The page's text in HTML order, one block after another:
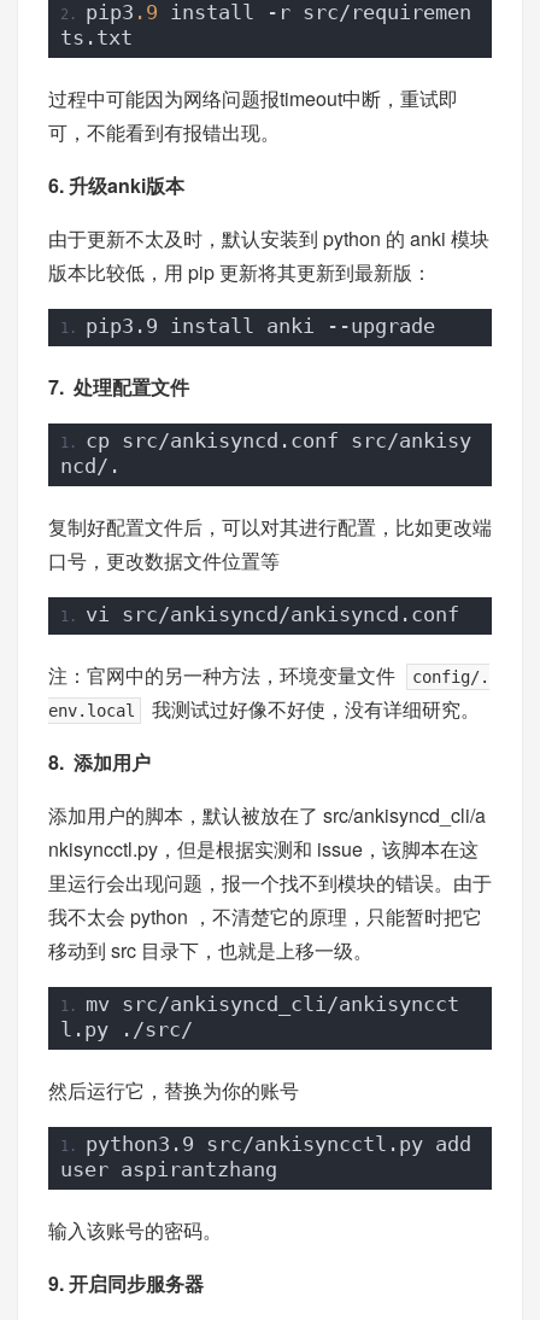
pip3 .9 install -r src/requiremen
ts.txt
过程中可能因为网络问题报timeout中断，重试即
可，不能看到有报错出现。
6. 升级anki版本
由于更新不太及时，默认安装到 python 的 anki 模块
版本比较低，用 pip 更新将其更新到最新版：
pip3.9 install anki --upgrade
7. 处理配置文件
cp src/ankisyncd.conf src/ankisy
ncd/.
复制好配置文件后，可以对其进行配置，比如更改端
口号，更改数据文件位置等
vi src/ankisyncd/ankisyncd.conf
注：官网中的另一种方法，环境变量文件
config/.
env.local
我测试过好像不好使，没有详细研究。
8. 添加用户
添加用户的脚本，默认被放在了 src/ankisyncd_cli/a
nkisyncctl.py，但是根据实测和 issue，该脚本在这
里运行会出现问题，报一个找不到模块的错误。由于
我不太会 python ，不清楚它的原理，只能暂时把它
移动到 src 目录下，也就是上移一级。
mv src/ankisyncd_cli/ankisyncct
l.py ./src/
然后运行它，替换为你的账号
python3.9 src/ankisyncctl.py add
user aspirantzhang
输入该账号的密码。
9. 开启同步服务器